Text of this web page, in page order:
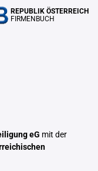
REPUBLIK ÖSTERREICH
FIRMENBUCH
eG mit der